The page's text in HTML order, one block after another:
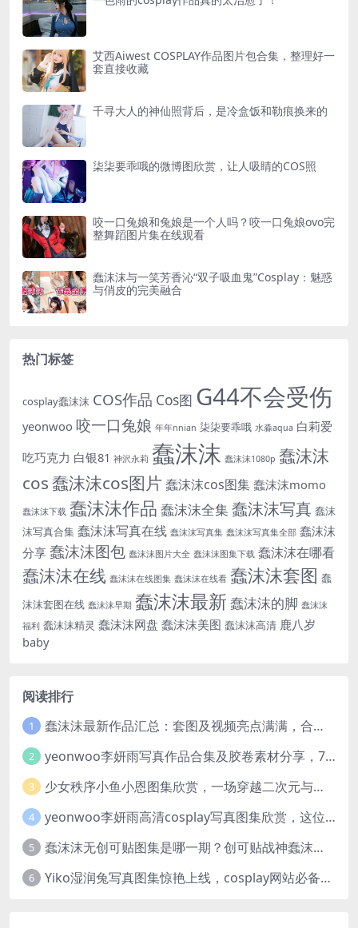
艾西Aiwest COSPLAY作品图片包合集，整理好一
套直接收藏
千寻大人的神仙照背后，是冷盒饭和勒痕换来的
柒柒要乖哦的微博图欣赏，让人吸睛的COS照
咬一口兔娘和兔娘是一个人吗？咬一口兔娘ovo完
整舞蹈图片集在线观看
蠢沫沫与一笑芳香沁“双子吸血鬼”Cosplay：魅惑
与俏皮的完美融合
热门标签
cosplay蠢沫沫 COS作品 Cos图 G44不会受伤
yeonwoo 咬一口兔娘 年年nnian 柒柒要乖哦 水淼aqua 白莉爱
吃巧克力 白银81 神沢永莉 蠢沫沫 蠢沫沫1080p 蠢沫沫
cos蠢沫沫cos图片 蠢沫沫cos图集 蠢沫沫momo
蠢沫沫下载 蠢沫沫作品 蠢沫沫全集蠢沫沫写真 蠢沫
沫写真合集 蠢沫沫写真在线 蠢沫沫写真集 蠢沫沫写真集全部 蠢沫沫
分享 蠢沫沫图包 蠢沫沫图片大全 蠢沫沫图集下载 蠢沫沫在哪看
蠢沫沫在线 蠢沫沫在线图集 蠢沫沫在线看 蠢沫沫套图 蠢
沫沫套图在线 蠢沫沫早期 蠢沫沫最新 蠢沫沫的脚 蠢沫沫
福利 蠢沫沫精灵 蠢沫沫网盘 蠢沫沫美图 蠢沫沫高清 鹿八岁
baby
阅读排行
1 蠢沫沫最新作品汇总：套图及视频亮点满满，合集一次看够
2 yeonwoo李妍雨写真作品合集及胶卷素材分享，7套牛奶胶卷完整版高清图片
3 少女秩序小鱼小恩图集欣赏，一场穿越二次元与现实的视觉盛宴
4 yeonwoo李妍雨高清cosplay写真图集欣赏，这位女神太美了
5 蠢沫沫无创可贴图集是哪一期？创可贴战神蠢沫沫合集欣赏
6 Yiko湿润兔写真图集惊艳上线，cosplay网站必备作品推荐